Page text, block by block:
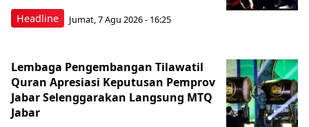
Headline Jumat, 7 Agu 2026 - 16:25
Lembaga Pengembangan Tilawatil
Quran Apresiasi Keputusan Pemprov
Jabar Selenggarakan Langsung MTQ
Jabar